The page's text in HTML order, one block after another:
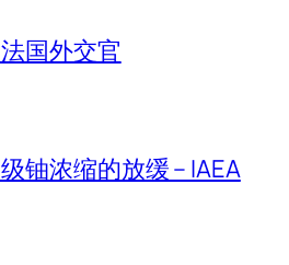
国外交官
铀浓缩的放缓 – IAEA